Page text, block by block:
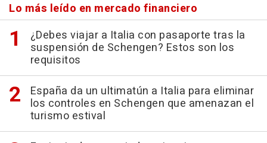
Lo más leído en mercado financiero
¿Debes viajar a Italia con pasaporte tras la
suspensión de Schengen? Estos son los
requisitos
España da un ultimatún a Italia para eliminar
los controles en Schengen que amenazan el
turismo estival